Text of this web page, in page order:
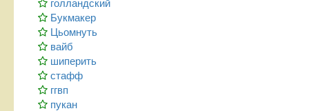
голландский
Букмакер
Цьомнуть
вайб
шиперить
стафф
ггвп
пукан